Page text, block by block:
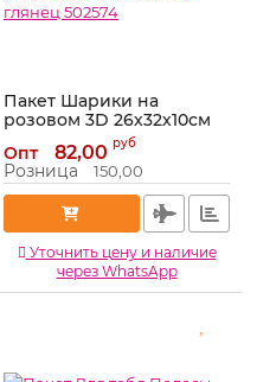
Пакет Шарики на
розовом 3D 26х32х10см
глянец 502574
Артикул: 502574
Опт 82,00 руб
Розница 150,00
Уточнить цену и наличие
через WhatsApp